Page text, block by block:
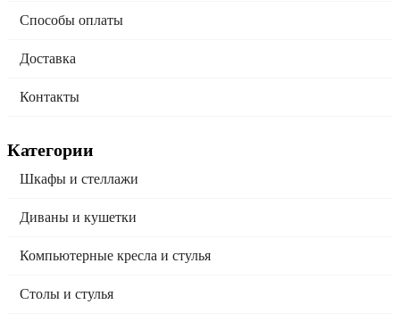
Способы оплаты
Доставка
Контакты
Категории
Шкафы и стеллажи
Диваны и кушетки
Компьютерные кресла и стулья
Столы и стулья